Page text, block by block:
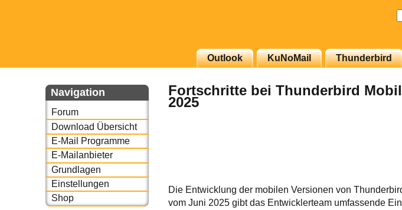
Outlook KuNoMail Thunderbird
Navigation
Forum
Download Übersicht
E-Mail Programme
E-Mailanbieter
Grundlagen
Einstellungen
Shop
Fortschritte bei Thunderbird
2025
Die Entwicklung der mobilen Versionen von
vom Juni 2025 gibt das Entwicklerteam umfassende
oder auch